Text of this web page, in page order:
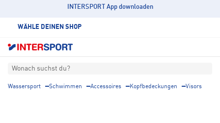
INTERSPORT App downloaden
WÄHLE DEINEN SHOP
Wonach suchst du?
Wassersport Schwimmen Accessoires Kopfbedeckungen Visors